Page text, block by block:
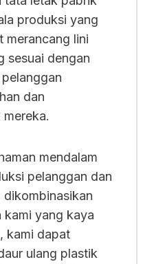
produksi yang
merancang lini
sesuai dengan
dan
mendalam
pelanggan dan
kami yang kaya
kami dapat
ulang plastik